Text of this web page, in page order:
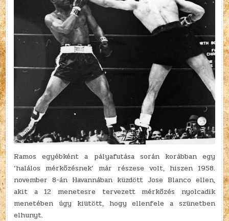
Ramos egyébként a pályafutása során korábban egy
‘halálos mérkőzésnek’ már részese volt, hiszen 1958.
november 8-án Havannában küzdött Jose Blanco ellen,
akit a 12 menetesre tervezett mérkőzés nyolcadik
menetében úgy kiütött, hogy ellenfele a szünetben
elhunyt.